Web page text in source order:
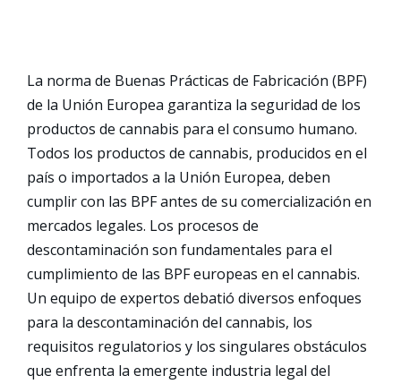
La norma de Buenas Prácticas de Fabricación (BPF)
de la Unión Europea garantiza la seguridad de los
productos de cannabis para el consumo humano.
Todos los productos de cannabis, producidos en el
país o importados a la Unión Europea, deben
cumplir con las BPF antes de su comercialización en
mercados legales. Los procesos de
descontaminación son fundamentales para el
cumplimiento de las BPF europeas en el cannabis.
Un equipo de expertos debatió diversos enfoques
para la descontaminación del cannabis, los
requisitos regulatorios y los singulares obstáculos
que enfrenta la emergente industria legal del